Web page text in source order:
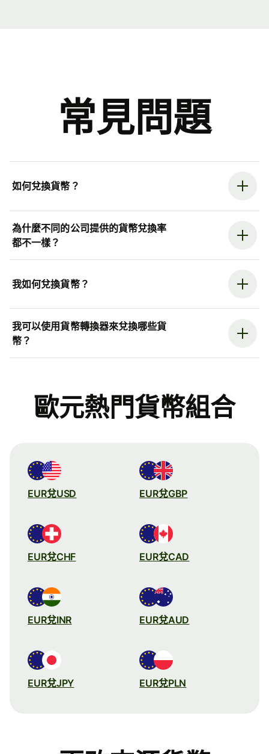
常見問題
如何兌換貨幣？
為什麼不同的公司提供的貨幣兌換率
都不一樣？
我如何兌換貨幣？
我可以使用貨幣轉換器來兌換哪些貨
幣？
歐元熱門貨幣組合
EUR兌USD EUR兌GBP
EUR兌CHF EUR兌CAD
EUR兌INR EUR兌AUD
EUR兌JPY EUR兌PLN